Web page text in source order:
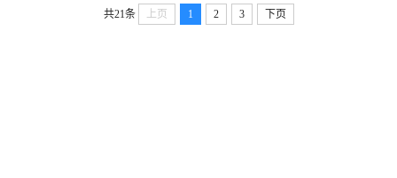
共21条 上页 1 2 3 下页